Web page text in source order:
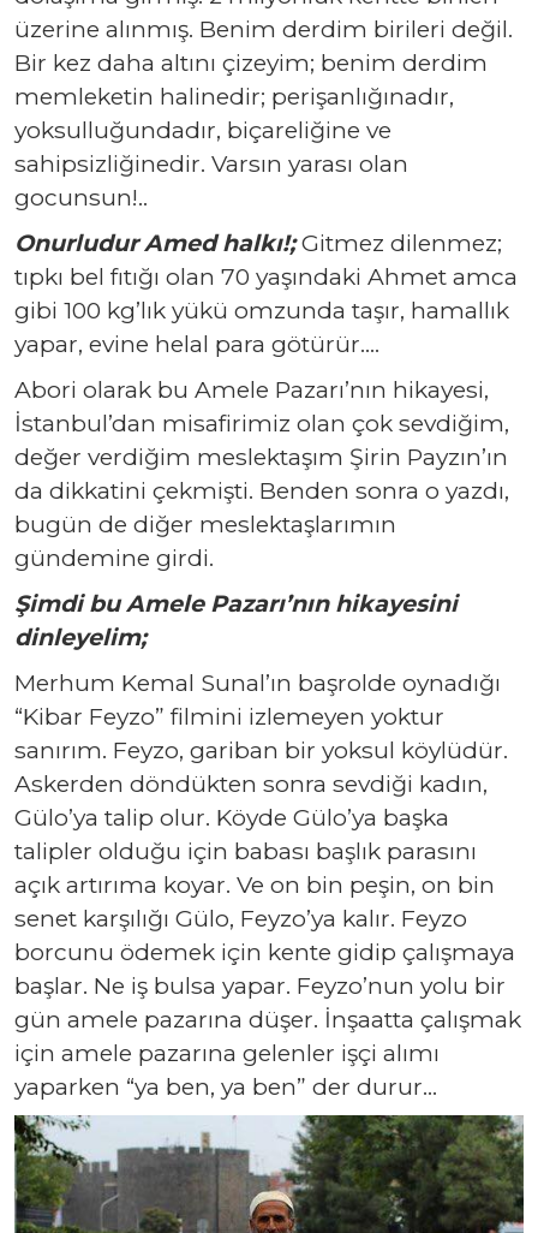
üzerine alınmış. Benim derdim birileri değil.
Bir kez daha altını çizeyim; benim derdim
memleketin halinedir; perişanlığınadır,
yoksulluğundadır, biçareliğine ve
sahipsizliğinedir. Varsın yarası olan
gocunsun!..
Onurludur Amed halkı!;Gitmez dilenmez;
tıpkı bel fıtığı olan 70 yaşındaki Ahmet amca
gibi 100 kg’lık yükü omzunda taşır, hamallık
yapar, evine helal para götürür….
Abori olarak bu Amele Pazarı’nın hikayesi,
İstanbul’dan misafirimiz olan çok sevdiğim,
değer verdiğim meslektaşım Şirin Payzın’ın
da dikkatini çekmişti. Benden sonra o yazdı,
bugün de diğer meslektaşlarımın
gündemine girdi.
Şimdi bu Amele Pazarı’nın hikayesini
dinleyelim;
Merhum Kemal Sunal’ın başrolde oynadığı
“Kibar Feyzo” filmini izlemeyen yoktur
sanırım. Feyzo, gariban bir yoksul köylüdür.
Askerden döndükten sonra sevdiği kadın,
Gülo’ya talip olur. Köyde Gülo’ya başka
talipler olduğu için babası başlık parasını
açık artırıma koyar. Ve on bin peşin, on bin
senet karşılığı Gülo, Feyzo’ya kalır. Feyzo
borcunu ödemek için kente gidip çalışmaya
başlar. Ne iş bulsa yapar. Feyzo’nun yolu bir
gün amele pazarına düşer. İnşaatta çalışmak
için amele pazarına gelenler işçi alımı
yaparken “ya ben, ya ben” der durur…